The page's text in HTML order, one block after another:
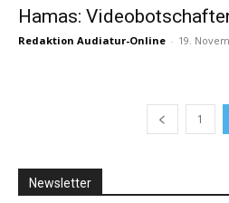
Hamas:
Redaktion Audiatur-Online - 19.
1
Newsletter